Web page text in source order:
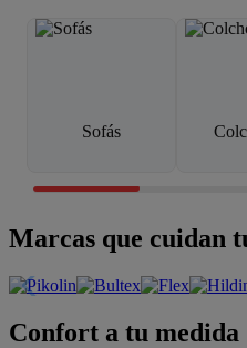
Sofás
Marcas que cuidan
Confort a tu medida